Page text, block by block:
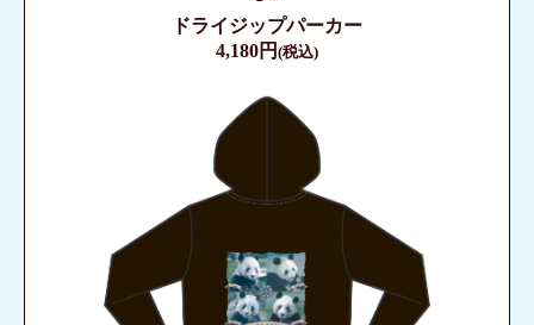
ドライジップパーカー
4,180円 (税込)